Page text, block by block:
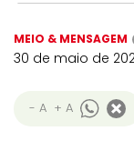
MEIO & MENSAGEM
30 de maio de
- A + A